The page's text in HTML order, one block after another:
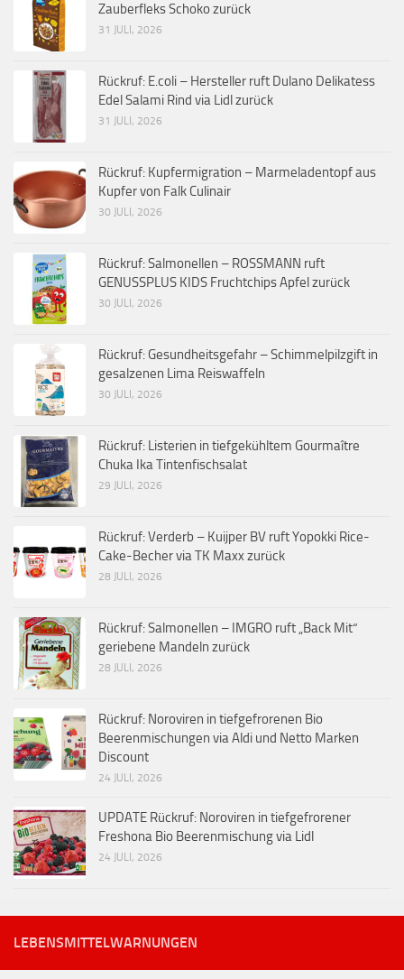
Zauberfleks Schoko zurück
31 JULI, 2026
Rückruf: E.coli – Hersteller ruft Dulano Delikatess
Edel Salami Rind via Lidl zurück
31 JULI, 2026
Rückruf: Kupfermigration – Marmeladentopf aus
Kupfer von Falk Culinair
30 JULI, 2026
Rückruf: Salmonellen – ROSSMANN ruft
GENUSSPLUS KIDS Fruchtchips Apfel zurück
30 JULI, 2026
Rückruf: Gesundheitsgefahr – Schimmelpilzgift in
gesalzenen Lima Reiswaffeln
30 JULI, 2026
Rückruf: Listerien in tiefgekühltem Gourmaître
Chuka Ika Tintenfischsalat
29 JULI, 2026
Rückruf: Verderb – Kuijper BV ruft Yopokki Rice-
Cake-Becher via TK Maxx zurück
28 JULI, 2026
Rückruf: Salmonellen – IMGRO ruft „Back Mit“
geriebene Mandeln zurück
28 JULI, 2026
Rückruf: Noroviren in tiefgefrorenen Bio
Beerenmischungen via Aldi und Netto Marken
Discount
24 JULI, 2026
UPDATE Rückruf: Noroviren in tiefgefrorener
Freshona Bio Beerenmischung via Lidl
24 JULI, 2026
LEBENSMITTELWARNUNGEN